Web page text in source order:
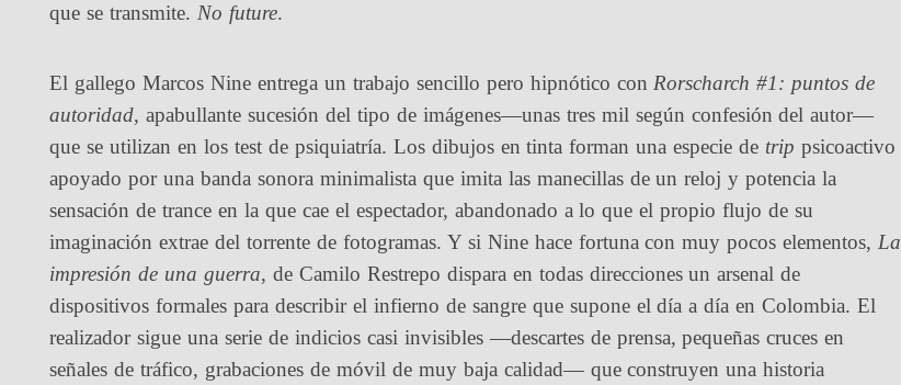
que se transmite. No future.
El gallego Marcos Nine entrega un trabajo sencillo pero hipnótico con Rorscharch #1: puntos de
autoridad, apabullante sucesión del tipo de imágenes—unas tres mil según confesión del autor—
que se utilizan en los test de psiquiatría. Los dibujos en tinta forman una especie de trip psicoactivo
apoyado por una banda sonora minimalista que imita las manecillas de un reloj y potencia la
sensación de trance en la que cae el espectador, abandonado a lo que el propio flujo de su
imaginación extrae del torrente de fotogramas. Y si Nine hace fortuna con muy pocos elementos, La
impresión de una guerra, de Camilo Restrepo dispara en todas direcciones un arsenal de
dispositivos formales para describir el infierno de sangre que supone el día a día en Colombia. El
realizador sigue una serie de indicios casi invisibles —descartes de prensa, pequeñas cruces en
señales de tráfico, grabaciones de móvil de muy baja calidad— que construyen una historia